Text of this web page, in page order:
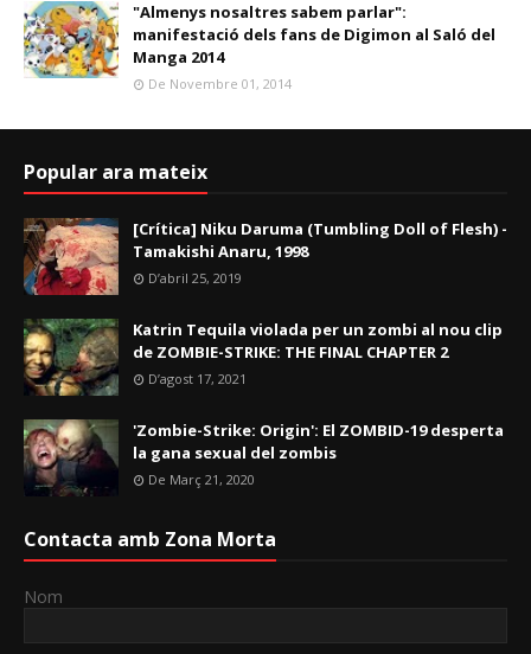
"Almenys nosaltres sabem parlar":
manifestació dels fans de Digimon al Saló del
Manga 2014
De Novembre 01, 2014
Popular ara mateix
[Crítica] Niku Daruma (Tumbling Doll of Flesh) -
Tamakishi Anaru, 1998
D’abril 25, 2019
Katrin Tequila violada per un zombi al nou clip
de ZOMBIE-STRIKE: THE FINAL CHAPTER 2
D’agost 17, 2021
'Zombie-Strike: Origin': El ZOMBID-19 desperta
la gana sexual del zombis
De Març 21, 2020
Contacta amb Zona Morta
Nom